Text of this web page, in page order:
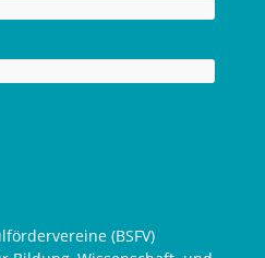
(BSFV)